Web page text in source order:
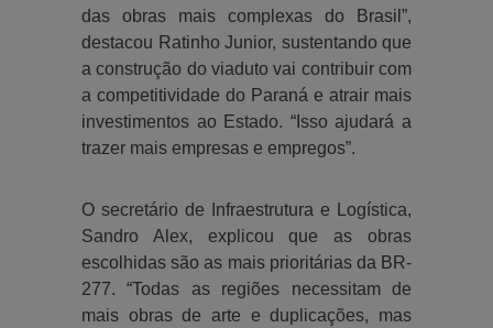
das obras mais complexas do Brasil”,
destacou Ratinho Junior, sustentando que
a construção do viaduto vai contribuir com
a competitividade do Paraná e atrair mais
investimentos ao Estado. “Isso ajudará a
trazer mais empresas e empregos”.
O secretário de Infraestrutura e Logística,
Sandro Alex, explicou que as obras
escolhidas são as mais prioritárias da BR-
277. “Todas as regiões necessitam de
mais obras de arte e duplicações, mas